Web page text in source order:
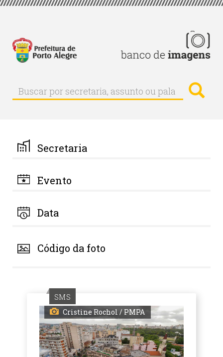
Pular
principal
Buscar
Buscar
por
palavra-
chave
Secretaria
Evento
Data
Código da foto
SMS
Cristine Rochol / PMPA